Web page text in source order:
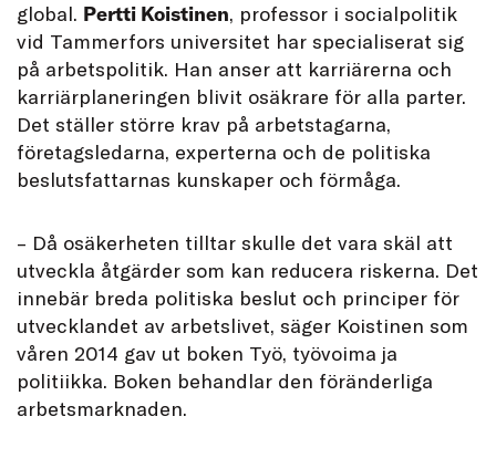
global. Pertti Koistinen, professor i socialpolitik
vid Tammerfors universitet har specialiserat sig
på arbetspolitik. Han anser att karriärerna och
karriärplaneringen blivit osäkrare för alla parter.
Det ställer större krav på arbetstagarna,
företagsledarna, experterna och de politiska
beslutsfattarnas kunskaper och förmåga.
– Då osäkerheten tilltar skulle det vara skäl att
utveckla åtgärder som kan reducera riskerna. Det
innebär breda politiska beslut och principer för
utvecklandet av arbetslivet, säger Koistinen som
våren 2014 gav ut boken Työ, työvoima ja
politiikka. Boken behandlar den föränderliga
arbetsmarknaden.